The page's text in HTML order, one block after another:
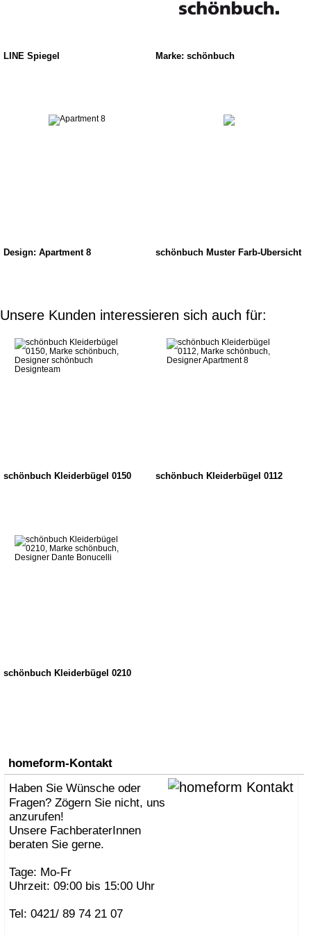
LINE Spiegel Marke: schönbuch
Design: Apartment 8 schönbuch Muster Farb-Übersicht
Unsere Kunden interessieren sich auch für:
schönbuch Kleiderbügel 0150 schönbuch Kleiderbügel 0112
schönbuch Kleiderbügel 0210
homeform-Kontakt
Haben Sie Wünsche oder
Fragen? Zögern Sie nicht, uns
anzurufen!
Unsere FachberaterInnen
beraten Sie gerne.
Tage: Mo-Fr
Uhrzeit: 09:00 bis 15:00 Uhr
Tel: 0421/ 89 74 21 07